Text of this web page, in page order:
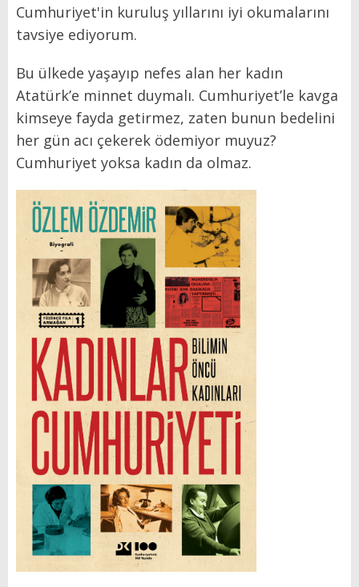
Cumhuriyet'in kuruluş yıllarını iyi okumalarını
tavsiye ediyorum.
Bu ülkede yaşayıp nefes alan her kadın
Atatürk’e minnet duymalı. Cumhuriyet’le kavga
kimseye fayda getirmez, zaten bunun bedelini
her gün acı çekerek ödemiyor muyuz?
Cumhuriyet yoksa kadın da olmaz.